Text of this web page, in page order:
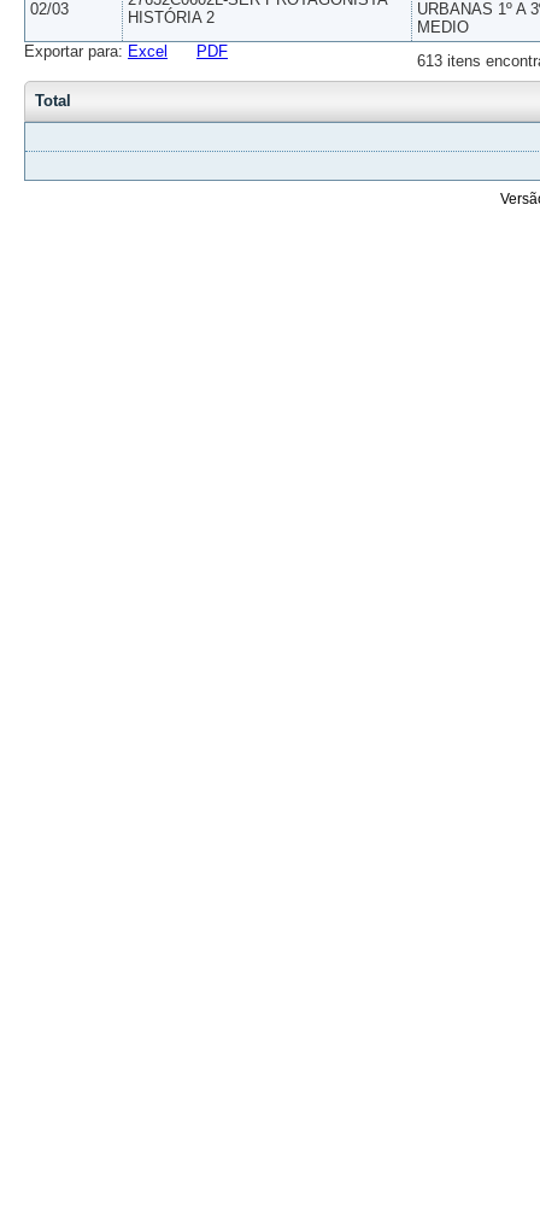
02/03
HISTÓRIA 2
URBANAS 1º A
MEDIO
613 itens
Exportar para: Excel PDF
Total